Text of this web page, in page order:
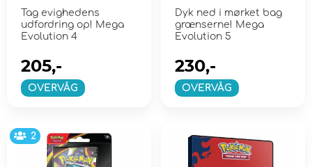
Tag evighedens
udfordring op! Mega
Evolution 4
OVERVÅG
205,-
Dyk ned i mørket bag
grænserne! Mega
Evolution 5
OVERVÅG
230,-
2